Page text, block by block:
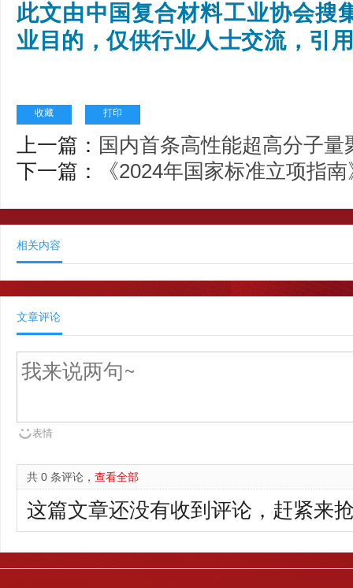
此文由中国复合材料工业协会搜
业目的，仅供行业人士交流，引
收藏 打印
上一篇： 国内首条高性能超高分子
下一篇：
《2024年国家标准立项指
相关内容
文章评论
表情
共 0 条评论， 查看全部
这篇文章还没有收到评论，赶紧来